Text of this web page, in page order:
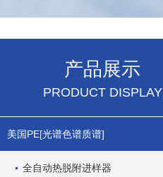
产品展示
PRODUCT DISPLAY
美国PE[光谱色谱质谱]
全自动热脱附进样器